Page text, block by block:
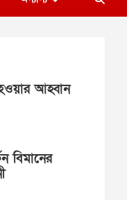
আহ্বান
বিমানের